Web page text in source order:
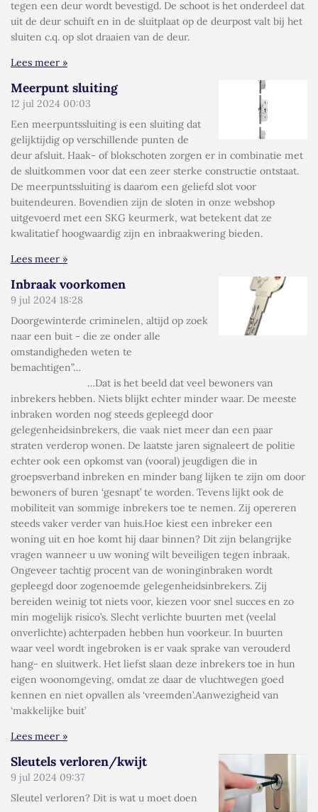
tegen een deur wordt bevestigd. De schoot is het onderdeel dat
uit de deur schuift en in de sluitplaat op de deurpost valt bij het
sluiten c.q. op slot draaien van de deur.
Lees meer »
Meerpunt sluiting
12 jul 2024 00:03
Een meerpuntssluiting is een sluiting dat
gelijktijdig op verschillende punten de
deur afsluit. Haak- of blokschoten zorgen er in combinatie met
de sluitkommen voor dat een zeer sterke constructie ontstaat.
De meerpuntssluiting is daarom een geliefd slot voor
buitendeuren. Bovendien zijn de sloten in onze webshop
uitgevoerd met een SKG keurmerk, wat betekent dat ze
kwalitatief hoogwaardig zijn en inbraakwering bieden.
Lees meer »
Inbraak voorkomen
9 jul 2024 18:28
Doorgewinterde criminelen, altijd op zoek
naar een buit - die ze onder alle
omstandigheden weten te
bemachtigen”…
…Dat is het beeld dat veel bewoners van
inbrekers hebben. Niets blijkt echter minder waar. De meeste
inbraken worden nog steeds gepleegd door
gelegenheidsinbrekers, die vaak niet meer dan een paar
straten verderop wonen. De laatste jaren signaleert de politie
echter ook een opkomst van (vooral) jeugdigen die in
groepsverband inbreken en minder bang lijken te zijn om door
bewoners of buren ‘gesnapt’ te worden. Tevens lijkt ook de
mobiliteit van sommige inbrekers toe te nemen. Zij opereren
steeds vaker verder van huis.Hoe kiest een inbreker een
woning uit en hoe komt hij daar binnen? Dit zijn belangrijke
vragen wanneer u uw woning wilt beveiligen tegen inbraak.
Ongeveer tachtig procent van de woninginbraken wordt
gepleegd door zogenoemde gelegenheidsinbrekers. Zij
bereiden weinig tot niets voor, kiezen voor snel succes en zo
min mogelijk risico’s. Slecht verlichte buurten met (veelal
onverlichte) achterpaden hebben hun voorkeur. In buurten
waar veel wordt ingebroken is er vaak sprake van verouderd
hang- en sluitwerk. Het liefst slaan deze inbrekers toe in hun
eigen woonomgeving, omdat ze daar de vluchtwegen goed
kennen en niet opvallen als ‘vreemden’.Aanwezigheid van
‘makkelijke buit’
Lees meer »
Sleutels verloren/kwijt
9 jul 2024 09:37
Sleutel verloren? Dit is wat u moet doen